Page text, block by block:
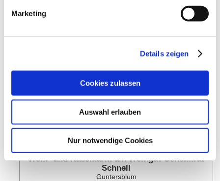
Marketing
Details zeigen
Cookies zulassen
Auswahl erlauben
Nur notwendige Cookies
Wein- und Käsemarkt am Weingut Geheimrat
Schnell
Guntersblum